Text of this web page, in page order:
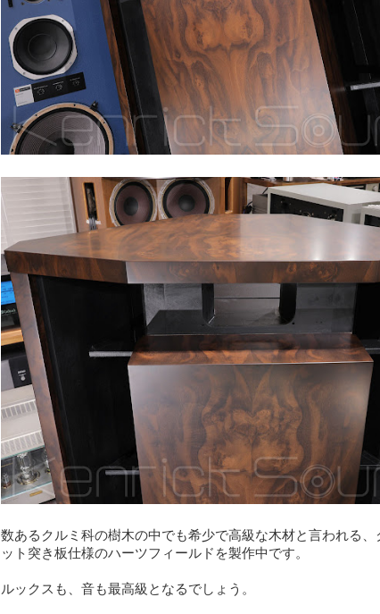
数あるクルミ科の樹木の中でも希少で高級な木材と言われる、
ット突き板仕様のハーツフィールドを製作中です。
ルックスも、音も最高級となるでしょう。